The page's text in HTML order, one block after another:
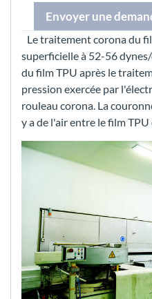
Envoyer une
Le traitement corona du
superficielle à 52-56
du film TPU après le
pression exercée par
rouleau corona. La
y a de l'air entre le film